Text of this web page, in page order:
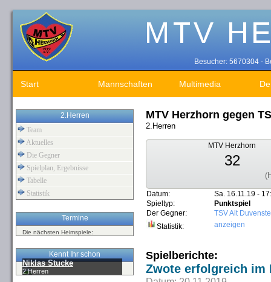
Besucher: 5670304 -
Start Mannschaften Multimedia
2.Herren
Team
Aktuelles
Die Gegner
Spielplan, Ergebnisse
Tabelle
Statistik
Termine
Die nächsten Heimspiele:
Kennt Ihr schon
Niklas Stucke
2.Herren
MTV Herzhorn gegen
2.Herren
MTV Herzhorn
32
Datum:
Sa. 16.11.19 -
Spieltyp:
Punktspiel
Der Gegner:
TSV Alt
Statistik:
anzeigen
Spielberichte:
Zwote erfolgreich im